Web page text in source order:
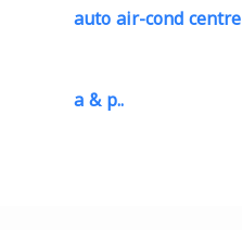
auto air-cond centre
a & p..